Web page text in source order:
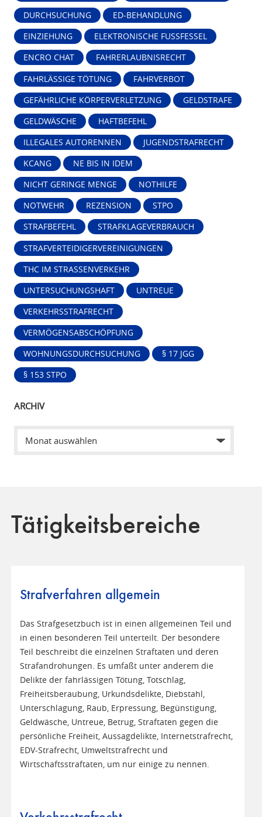
DURCHSUCHUNG ED-BEHANDLUNG
EINZIEHUNG ELEKTRONISCHE FUSSFESSEL
ENCRO CHAT FAHRERLAUBNISRECHT
FAHRLÄSSIGE TÖTUNG FAHRVERBOT
GEFÄHRLICHE KÖRPERVERLETZUNG GELDSTRAFE
GELDWÄSCHE HAFTBEFEHL
ILLEGALES AUTORENNEN JUGENDSTRAFRECHT
KCANG NE BIS IN IDEM
NICHT GERINGE MENGE NOTHILFE
NOTWEHR REZENSION STPO
STRAFBEFEHL STRAFKLAGEVERBRAUCH
STRAFVERTEIDIGERVEREINIGUNGEN
THC IM STRASSENVERKEHR
UNTERSUCHUNGSHAFT UNTREUE
VERKEHRSSTRAFRECHT
VERMÖGENSABSCHÖPFUNG
WOHNUNGSDURCHSUCHUNG § 17 JGG
§ 153 STPO
ARCHIV
Tätigkeitsbereiche
Strafverfahren allgemein
Das Strafgesetzbuch ist in einen allgemeinen Teil und
in einen besonderen Teil unterteilt. Der besondere
Teil beschreibt die einzelnen Straftaten und deren
Strafandrohungen. Es umfaßt unter anderem die
Delikte der fahrlässigen Tötung, Totschlag,
Freiheitsberaubung, Urkundsdelikte, Diebstahl,
Unterschlagung, Raub, Erpressung, Begünstigung,
Geldwäsche, Untreue, Betrug, Straftaten gegen die
persönliche Freiheit, Aussagdelikte, Internetstrafrecht,
EDV-Strafrecht, Umweltstrafrecht und
Wirtschaftsstraftaten, um nur einige zu nennen.